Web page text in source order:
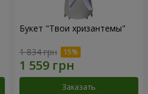
Букет "Твои хризантемы"
1 834 грн
Заказать